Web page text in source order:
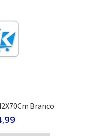
Branco